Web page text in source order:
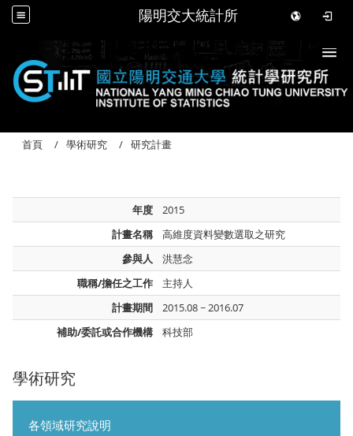
陽明交大統計所
學術研究
各領域研究說明
首頁 學術研究 研究計畫
年度
2015
計畫名稱
高維度資料變數選取之研究
參與人
洪慧念
職稱/擔任之工作
主持人
計畫期間
2015.08 ~ 2016.07
補助/委託或合作機構
科技部